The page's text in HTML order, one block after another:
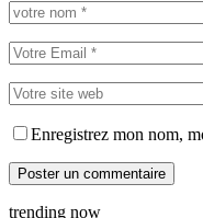
Enregistrez mon nom,
trending now